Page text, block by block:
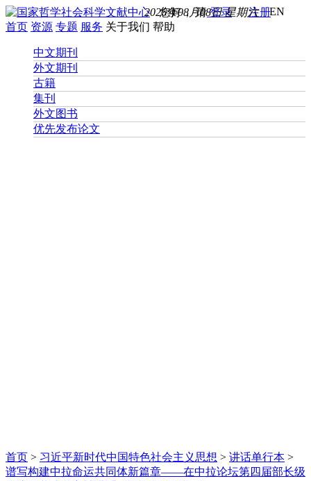
您好， 请登录 注册EN
2026年08月08日 星期六
首页 资源 专题 服务 关于我们 帮助
中文期刊
外文期刊
古籍
集刊
外文图书
优先发布论文
首页 > 习近平新时代中国特色社会主义思想 > 讲话单行本 >
谱写构建中拉命运共同体新篇章——在中拉论坛第四届部长级